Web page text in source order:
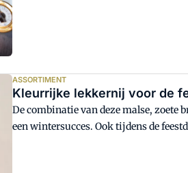
ASSORTIMENT
Kleurrijke lekkernij voor de
De combinatie van deze malse, zoete
een wintersucces. Ook tijdens de